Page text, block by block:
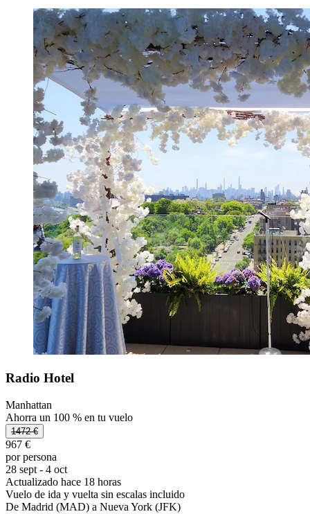
Radio Hotel
Manhattan
Ahorra un 100 % en tu vuelo
1472 €
967 €
por persona
28 sept - 4 oct
Actualizado hace 18 horas
Vuelo de ida y vuelta sin escalas incluido
De Madrid (MAD) a Nueva York (JFK)